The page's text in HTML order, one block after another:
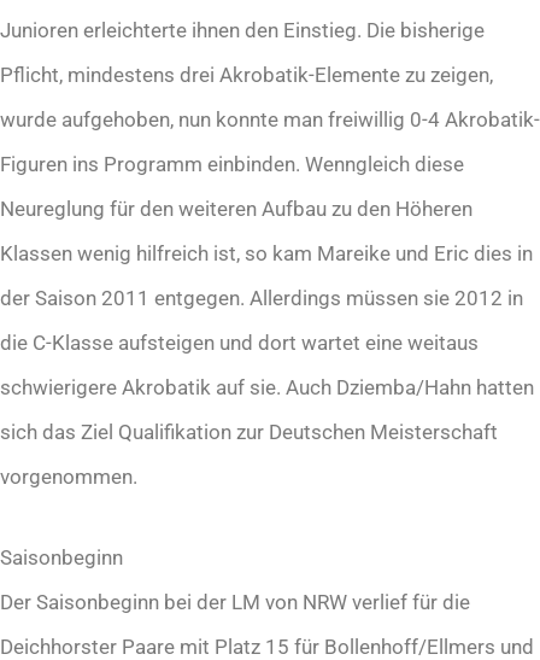
Junioren erleichterte ihnen den Einstieg. Die bisherige
Pflicht, mindestens drei Akrobatik-Elemente zu zeigen,
wurde aufgehoben, nun konnte man freiwillig 0-4 Akrobatik-
Figuren ins Programm einbinden. Wenngleich diese
Neureglung für den weiteren Aufbau zu den Höheren
Klassen wenig hilfreich ist, so kam Mareike und Eric dies in
der Saison 2011 entgegen. Allerdings müssen sie 2012 in
die C-Klasse aufsteigen und dort wartet eine weitaus
schwierigere Akrobatik auf sie. Auch Dziemba/Hahn hatten
sich das Ziel Qualifikation zur Deutschen Meisterschaft
vorgenommen.
Saisonbeginn
Der Saisonbeginn bei der LM von NRW verlief für die
Deichhorster Paare mit Platz 15 für Bollenhoff/Ellmers und